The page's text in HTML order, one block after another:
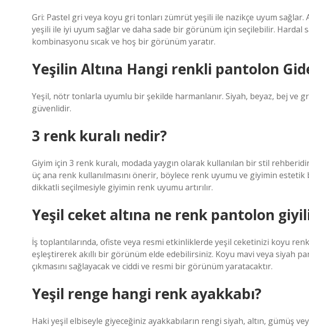
Gri: Pastel gri veya koyu gri tonları zümrüt yeşili ile nazikçe uyum sağlar.
yeşili ile iyi uyum sağlar ve daha sade bir görünüm için seçilebilir. Hardal
kombinasyonu sıcak ve hoş bir görünüm yaratır.
Yeşilin Altına Hangi renkli pantolon
Yeşil, nötr tonlarla uyumlu bir şekilde harmanlanır. Siyah, beyaz, bej ve
güvenlidir.
3 renk kuralı nedir?
Giyim için 3 renk kuralı, modada yaygın olarak kullanılan bir stil
üç ana renk kullanılmasını önerir, böylece renk uyumu ve giyimin
dikkatli seçilmesiyle giyimin renk uyumu artırılır.
Yeşil ceket altına ne renk pantolon
İş toplantılarında, ofiste veya resmi etkinliklerde yeşil ceketinizi koyu
eşleştirerek akıllı bir görünüm elde edebilirsiniz. Koyu mavi veya siyah
çıkmasını sağlayacak ve ciddi ve resmi bir görünüm yaratacaktır.
Yeşil renge hangi renk ayakkabı?
Haki yeşil elbiseyle giyeceğiniz ayakkabıların rengi siyah, altın, gümüş